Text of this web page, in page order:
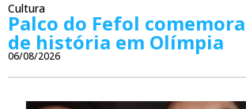
Cultura
Palco do Fefol
de história em Olímpia
06/08/2026